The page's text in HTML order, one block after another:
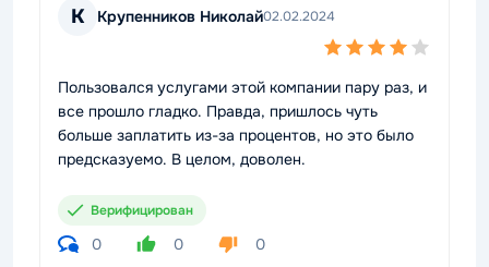
К Крупенников Николай02.02.2024
Пользовался услугами этой компании пару раз, и
все прошло гладко. Правда, пришлось чуть
больше заплатить из-за процентов, но это было
предсказуемо. В целом, доволен.
Верифицирован
0 0
0